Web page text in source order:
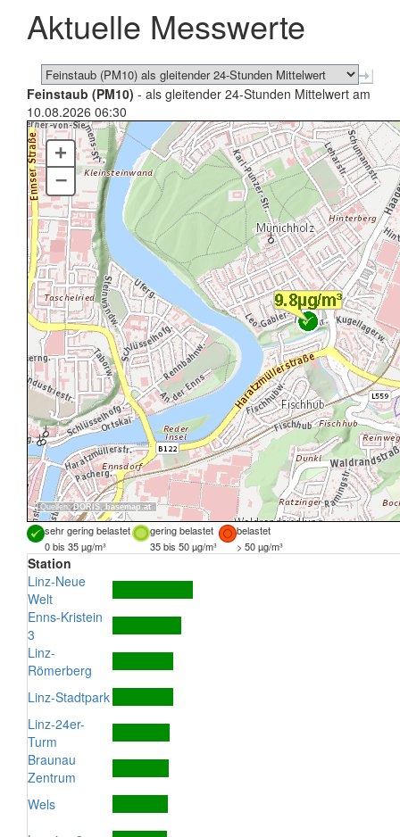
schließen
Aktuelle Messwerte
Feinstaub (PM10) - als gleitender 24-Stunden Mittelwert am
10.08.2026 06:30
Quellen:DORIS, basemap.at
+
–
sehr gering belastet gering belastet
belastet
0 bis 35 µg/m³
35 bis 50 µg/m³ > 50 µg/m³
Station
Linz-Neue
Welt
Enns-Kristein
3
Linz-
Römerberg
Linz-Stadtpark
Linz-24er-
Turm
Braunau
Zentrum
Wels